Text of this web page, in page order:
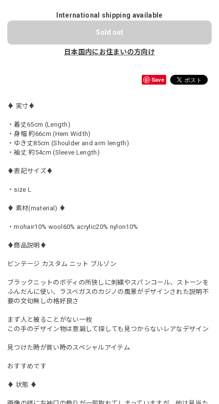
International shipping available
Sold out
日本国内にお住まいの方向け
Save
♦︎ 実寸♦︎
・着丈65cm (Length)
・身幅 約66cm (Hem Width)
・ゆき丈85cm (Shoulder and arm length)
・袖丈 約54cm (Sleeve Length)
♦︎表記サイズ♦︎
・size L
♦︎ 素材(material) ♦︎
・mohair10% wool60% acrylic20% nylon10%
♦︎商品説明♦︎
ビンテージ カスタム ニット ブルゾン
ブラックニットのボディの所狭しに刺繍やスパンコール、ストーンを
ふんだんに使い、ラスベガスのカジノの風景がデザインされた説明不
要の文句無しの格好良さ
まず人と被ることがない一枚
この手のデザイン物は意識して探しても見つからないレアなデザイン
見つけた時が買い時のスペシャルアイテム
おすすめです
♦︎ 状態 ♦︎